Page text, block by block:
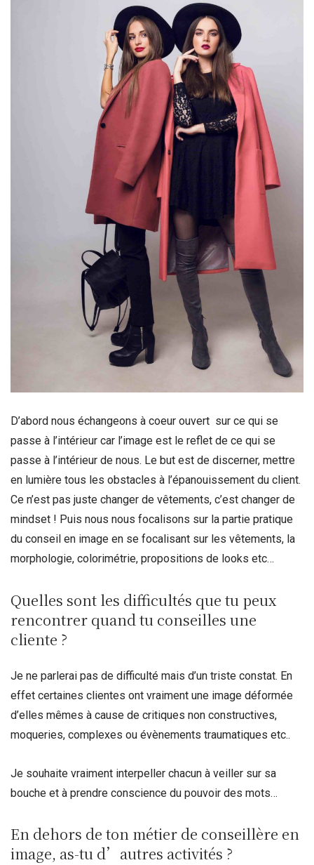
D’abord nous échangeons à coeur ouvert sur ce qui se
passe à l’intérieur car l’image est le reflet de ce qui se
passe à l’intérieur de nous. Le but est de discerner, mettre
en lumière tous les obstacles à l’épanouissement du client.
Ce n’est pas juste changer de vêtements, c’est changer de
mindset ! Puis nous nous focalisons sur la partie pratique
du conseil en image en se focalisant sur les vêtements, la
morphologie, colorimétrie, propositions de looks etc…
Quelles sont les difficultés que tu peux
rencontrer quand tu conseilles une
cliente ?
Je ne parlerai pas de difficulté mais d’un triste constat. En
effet certaines clientes ont vraiment une image déformée
d’elles mêmes à cause de critiques non constructives,
moqueries, complexes ou évènements traumatiques etc..
Je souhaite vraiment interpeller chacun à veiller sur sa
bouche et à prendre conscience du pouvoir des mots…
En dehors de ton métier de conseillère en
image, as-tu d’autres activités ?